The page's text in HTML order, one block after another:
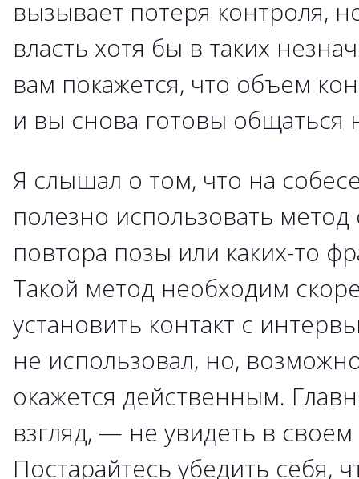
вызывает потеря контроля,
власть хотя бы в таких
вам покажется, что объем
и вы снова готовы общаться
Я слышал о том, что на
полезно использовать
повтора позы или каких-то
Такой метод необходим
установить контакт с
не использовал, но,
окажется действенным.
взгляд, — не увидеть в
Постарайтесь убедить себя,